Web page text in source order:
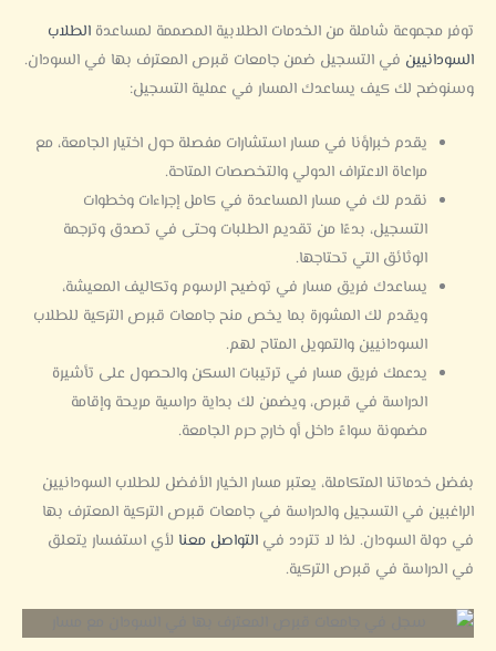
توفر مجموعة شاملة من الخدمات الطلابية المصممة لمساعدة الطلاب
السودانيين في التسجيل ضمن جامعات قبرص المعترف بها في السودان.
وسنوضح لك كيف يساعدك المسار في عملية التسجيل:
يقدم خبراؤنا في مسار استشارات مفصلة حول اختيار الجامعة، مع
مراعاة الاعتراف الدولي والتخصصات المتاحة.
نقدم لك في مسار المساعدة في كامل إجراءات وخطوات
التسجيل، بدءًا من تقديم الطلبات وحتى في تصدق وترجمة
الوثائق التي تحتاجها.
يساعدك فريق مسار في توضيح الرسوم وتكاليف المعيشة،
ويقدم لك المشورة بما يخص منح جامعات قبرص التركية للطلاب
السودانيين والتمويل المتاح لهم.
يدعمك فريق مسار في ترتيبات السكن والحصول على تأشيرة
الدراسة في قبرص، ويضمن لك بداية دراسية مريحة وإقامة
مضمونة سواءً داخل أو خارج حرم الجامعة.
بفضل خدماتنا المتكاملة، يعتبر مسار الخيار الأفضل للطلاب السودانيين
الراغبين في التسجيل والدراسة في جامعات قبرص التركية المعترف بها
في دولة السودان. لذا لا تتردد في التواصل معنا لأي استفسار يتعلق
في الدراسة في قبرص التركية.